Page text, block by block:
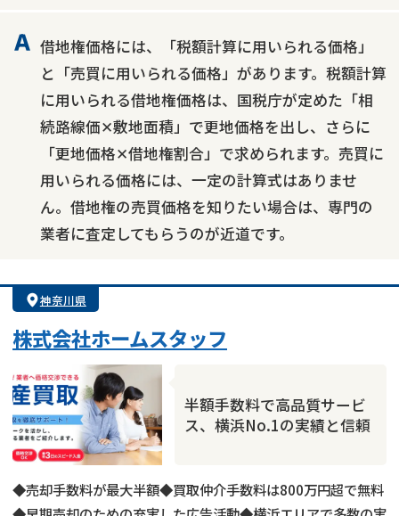
借地権価格には、「税額計算に用いられる価格」
と「売買に用いられる価格」があります。税額計算
に用いられる借地権価格は、国税庁が定めた「相
続路線価✕敷地面積」で更地価格を出し、さらに
「更地価格✕借地権割合」で求められます。売買に
用いられる価格には、一定の計算式はありませ
ん。借地権の売買価格を知りたい場合は、専門の
業者に査定してもらうのが近道です。
神奈川県
株式会社ホームスタッフ
半額手数料で高品質サービ
ス、横浜No.1の実績と信頼
◆売却手数料が最大半額◆買取仲介手数料は800万円超で無料